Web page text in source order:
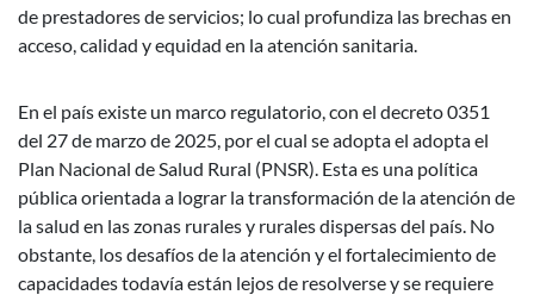
de prestadores de servicios; lo cual profundiza las brechas en
acceso, calidad y equidad en la atención sanitaria.
En el país existe un marco regulatorio, con el decreto 0351
del 27 de marzo de 2025, por el cual se adopta el adopta el
Plan Nacional de Salud Rural (PNSR). Esta es una política
pública orientada a lograr la transformación de la atención de
la salud en las zonas rurales y rurales dispersas del país. No
obstante, los desafíos de la atención y el fortalecimiento de
capacidades todavía están lejos de resolverse y se requiere